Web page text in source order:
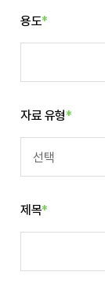
용도*
자료 유형*
선택
제목*